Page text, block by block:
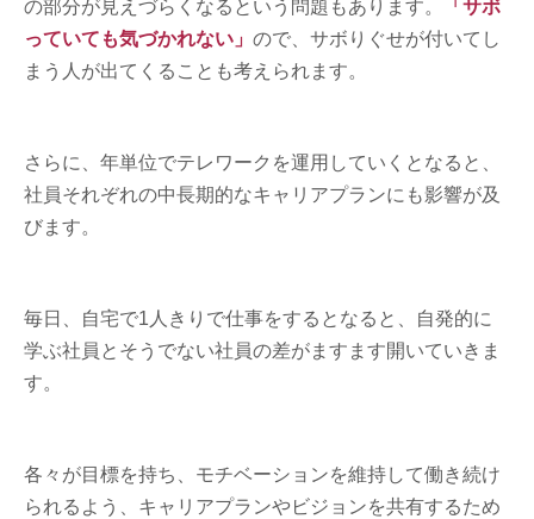
の部分が見えづらくなるという問題もあります。
「サボ
っていても気づかれない」 ので、サボりぐせが付いてし
まう人が出てくることも考えられます。
さらに、年単位でテレワークを運用していくとなると、
社員それぞれの中長期的なキャリアプランにも影響が及
びます。
毎日、自宅で1人きりで仕事をするとなると、自発的に
学ぶ社員とそうでない社員の差がますます開いていきま
す。
各々が目標を持ち、モチベーションを維持して働き続け
られるよう、キャリアプランやビジョンを共有するため